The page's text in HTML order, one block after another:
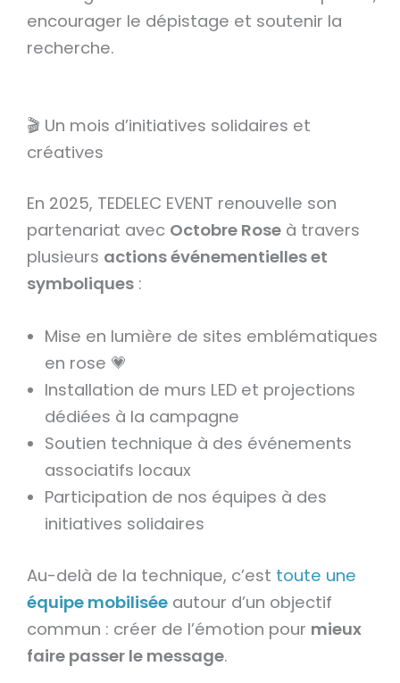
encourager le dépistage et soutenir la
recherche.
🎬 Un mois d’initiatives solidaires et
créatives
En 2025, TEDELEC EVENT renouvelle son
partenariat avec Octobre Rose à travers
plusieurs actions événementielles et
symboliques :
Mise en lumière de sites emblématiques
en rose 💗
Installation de murs LED et projections
dédiées à la campagne
Soutien technique à des événements
associatifs locaux
Participation de nos équipes à des
initiatives solidaires
Au-delà de la technique, c’est toute une
équipe mobilisée autour d’un objectif
commun : créer de l’émotion pour mieux
faire passer le message.